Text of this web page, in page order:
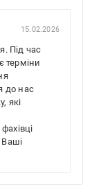
15.02.2026
Під час
терміни
до нас
які
Ваші